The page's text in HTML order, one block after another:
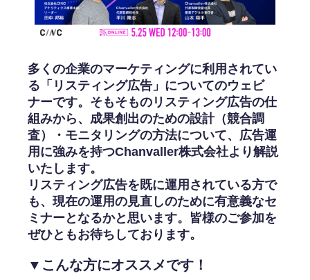
多くの企業のマーケティングに利用されてい
る「リスティング広告」についてのウェビ
ナーです。 そもそものリスティング広告の仕
組みから、成果創出のための設計（競合調
査）・モニタリングの方法について、広告運
用に強みを持つChanvaller株式会社より解説
いたします。
リスティング広告を既に運用されている方で
も、現在の運用の見直しのために有意義なセ
ミナーとなるかと思います。皆様のご参加を
ぜひともお待ちしております。
▼こんな方にオススメです！